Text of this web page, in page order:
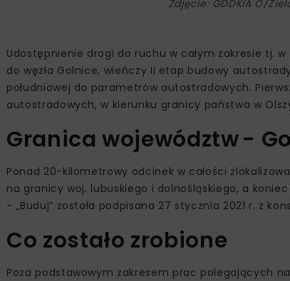
Zdjęcie: GDDKiA O/
Udostępnienie drogi do ruchu w całym zakresie tj.
do węzła Golnice, wieńczy II etap budowy
południowej do parametrów autostradowych.
autostradowych, w kierunku granicy państwa w
Granica województw -
Ponad 20-kilometrowy odcinek w całości
na granicy woj. lubuskiego i dolnośląskiego, a
- „Buduj” została podpisana 27 stycznia 2021 r. z
Co zostało zrobione
Poza podstawowym zakresem prac polegających